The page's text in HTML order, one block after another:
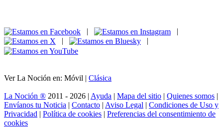
|
|
|
|
Ver La Noción en: Móvil | Clásica
La Noción ® 2011 - 2026 | Ayuda | Mapa del sitio | Quienes somos |
Envíanos tu Noticia | Contacto | Aviso Legal | Condiciones de Uso y
Privacidad | Política de cookies | Preferencias del consentimiento de
cookies